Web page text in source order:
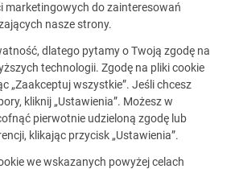
klientów
marketingowych do zainteresowań
nasze strony.
dlatego pytamy o Twoją zgodę na
technologii. Zgodę na pliki cookie
„Zaakceptuj wszystkie”. Jeśli chcesz
kliknij „Ustawienia”. Możesz w
pierwotnie udzieloną zgodę lub
klikając przycisk „Ustawienia”.
we wskazanych powyżej celach